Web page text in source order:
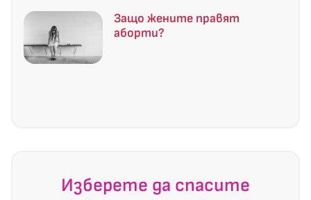
Защо жените правят
аборти?
Изберете да спасите